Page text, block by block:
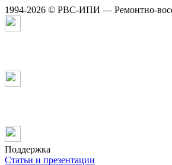
1994-2026 © РВС-ИПИ — Ремонтно-
Поддержка
Статьи и презентации